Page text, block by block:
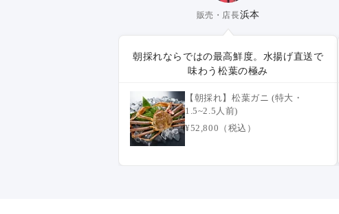
販売・店長浜本
朝採れならではの最高鮮度。水揚げ直送で
味わう松葉の極み
【朝採れ】松葉ガニ (特大・
1.5~2.5人前)
¥52,800（税込）